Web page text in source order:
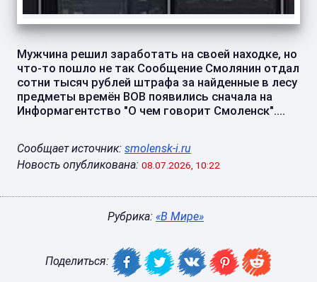
Мужчина решил заработать на своей находке, но
что-то пошло не так Сообщение Смолянин отдал
сотни тысяч рублей штрафа за найденные в лесу
предметы времён ВОВ появились сначала на
Информагентство "О чем говорит Смоленск"....
Сообщает источник: smolensk-i.ru
Новость опубликована: 08.07.2026, 10:22
Рубрика: «В Мире»
Поделиться: